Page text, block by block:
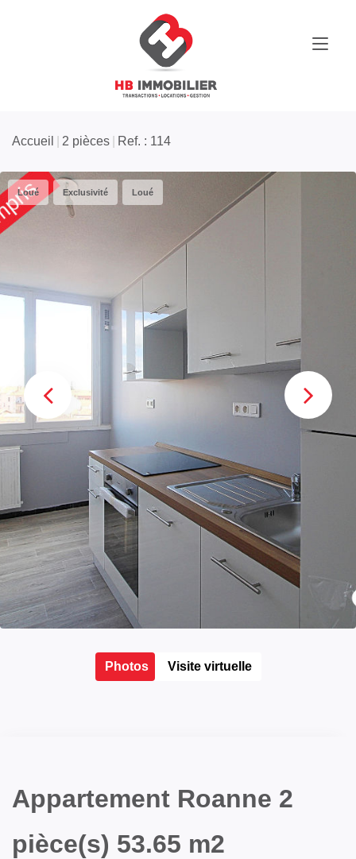
Accueil 2 pièces Ref. : 114
Loué Exclusivité Loué
Photos Visite virtuelle
Appartement Roanne 2
pièce(s) 53.65 m2